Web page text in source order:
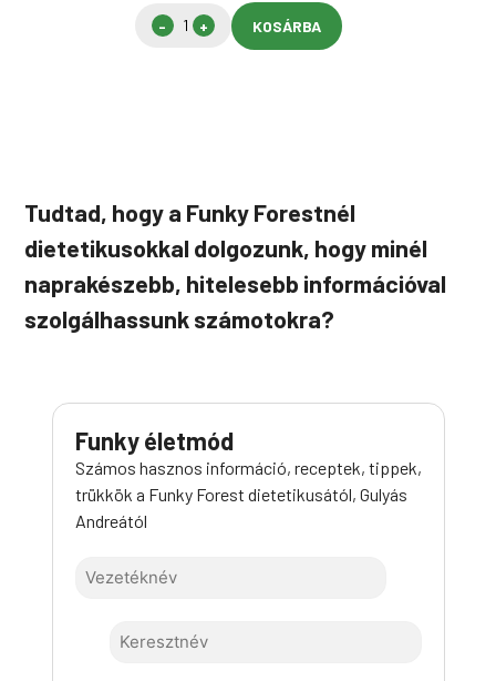
KOSÁRBA
Tudtad, hogy a Funky Forestnél
dietetikusokkal dolgozunk, hogy minél
naprakészebb, hitelesebb információval
szolgálhassunk számotokra?
Funky életmód
Számos hasznos információ, receptek, tippek,
trükkök a Funky Forest dietetikusától, Gulyás
Andreától